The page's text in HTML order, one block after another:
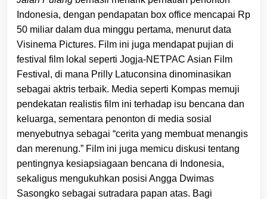
Indonesia, dengan pendapatan box office mencapai Rp
50 miliar dalam dua minggu pertama, menurut data
Visinema Pictures. Film ini juga mendapat pujian di
festival film lokal seperti Jogja-NETPAC Asian Film
Festival, di mana Prilly Latuconsina dinominasikan
sebagai aktris terbaik. Media seperti Kompas memuji
pendekatan realistis film ini terhadap isu bencana dan
keluarga, sementara penonton di media sosial
menyebutnya sebagai “cerita yang membuat menangis
dan merenung.” Film ini juga memicu diskusi tentang
pentingnya kesiapsiagaan bencana di Indonesia,
sekaligus mengukuhkan posisi Angga Dwimas
Sasongko sebagai sutradara papan atas. Bagi